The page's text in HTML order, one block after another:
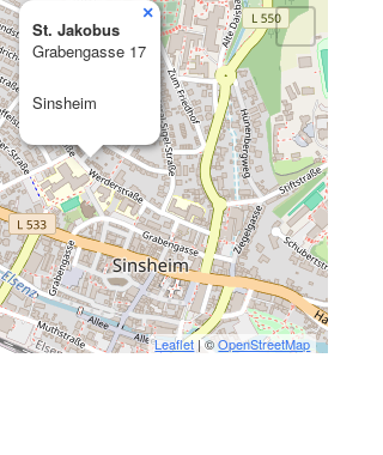
St. Jakobus
Grabengasse 17
Sinsheim
×
Leaflet | ©OpenStreetMap